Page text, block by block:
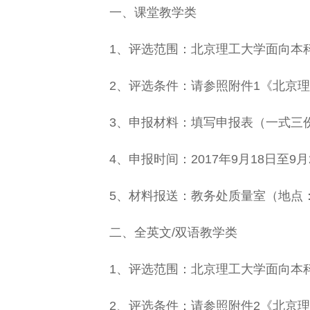
一、课堂教学类
1、评选范围：北京理工大学面向本
2、评选条件：请参照附件1《北京理
3、申报材料：填写申报表（一式三
4、申报时间：2017年9月18日至9月
5、材料报送：教务处质量室（地点
二、全英文/双语教学类
1、评选范围：北京理工大学面向本
2、评选条件：请参照附件2《北京理